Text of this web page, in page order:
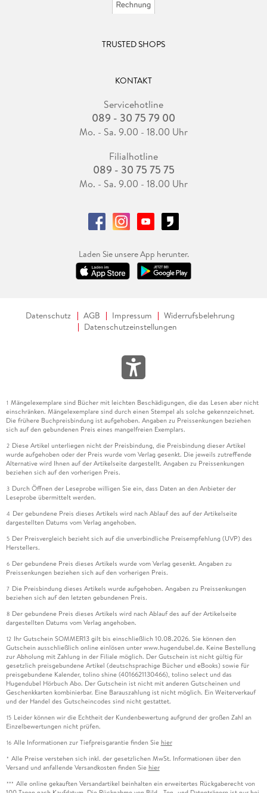
TRUSTED SHOPS
KONTAKT
Servicehotline
089 - 30 75 79 00
Mo. - Sa. 9.00 - 18.00 Uhr
Filialhotline
089 - 30 75 75 75
Mo. - Sa. 9.00 - 18.00 Uhr
Laden Sie unsere App herunter.
Datenschutz AGB Impressum
Widerrufsbelehrung
Datenschutzeinstellungen
1 Mängelexemplare sind Bücher mit leichten Beschädigungen, die das Lesen aber nicht
einschränken. Mängelexemplare sind durch einen Stempel als solche gekennzeichnet.
Die frühere Buchpreisbindung ist aufgehoben. Angaben zu Preissenkungen beziehen
sich auf den gebundenen Preis eines mangelfreien Exemplars.
2 Diese Artikel unterliegen nicht der Preisbindung, die Preisbindung dieser Artikel
wurde aufgehoben oder der Preis wurde vom Verlag gesenkt. Die jeweils zutreffende
Alternative wird Ihnen auf der Artikelseite dargestellt. Angaben zu Preissenkungen
beziehen sich auf den vorherigen Preis.
3 Durch Öffnen der Leseprobe willigen Sie ein, dass Daten an den Anbieter der
Leseprobe übermittelt werden.
4 Der gebundene Preis dieses Artikels wird nach Ablauf des auf der Artikelseite
dargestellten Datums vom Verlag angehoben.
5 Der Preisvergleich bezieht sich auf die unverbindliche Preisempfehlung (UVP) des
Herstellers.
6 Der gebundene Preis dieses Artikels wurde vom Verlag gesenkt. Angaben zu
Preissenkungen beziehen sich auf den vorherigen Preis.
7 Die Preisbindung dieses Artikels wurde aufgehoben. Angaben zu Preissenkungen
beziehen sich auf den letzten gebundenen Preis.
8 Der gebundene Preis dieses Artikels wird nach Ablauf des auf der Artikelseite
dargestellten Datums vom Verlag angehoben.
12 Ihr Gutschein SOMMER13 gilt bis einschließlich 10.08.2026. Sie können den
Gutschein ausschließlich online einlösen unter www.hugendubel.de. Keine Bestellung
zur Abholung mit Zahlung in der Filiale möglich. Der Gutschein ist nicht gültig für
gesetzlich preisgebundene Artikel (deutschsprachige Bücher und eBooks) sowie für
preisgebundene Kalender, tolino shine (4016621130466), tolino select und das
Hugendubel Hörbuch Abo. Der Gutschein ist nicht mit anderen Gutscheinen und
Geschenkkarten kombinierbar. Eine Barauszahlung ist nicht möglich. Ein Weiterverkauf
und der Handel des Gutscheincodes sind nicht gestattet.
15 Leider können wir die Echtheit der Kundenbewertung aufgrund der großen Zahl an
Einzelbewertungen nicht prüfen.
16 Alle Informationen zur Tiefpreisgarantie finden Sie hier
* Alle Preise verstehen sich inkl. der gesetzlichen MwSt. Informationen über den
Versand und anfallende Versandkosten finden Sie hier
*** Alle online gekauften Versandartikel beinhalten ein erweitertes Rückgaberecht von